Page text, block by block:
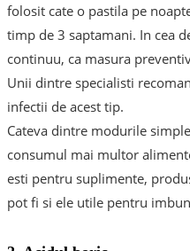
folosit cate o pastila pe
timp de 3 saptamani. In cea
continuu, ca masura
Unii dintre specialisti
infectii de acest tip.
Cateva dintre modurile
consumul mai multor
esti pentru suplimente,
pot fi si ele utile pentru